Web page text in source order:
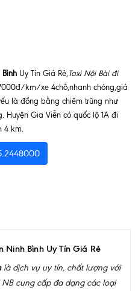
Uy Tín Giá Rẻ,Taxi Nội Bài đi
km/xe 4chỗ,nhanh chóng,giá
là đồng bằng chiêm trũng như
Huyện Gia Viễn có quốc lộ 1A đi
4 km.
Ninh Bình Uy Tín Giá Rẻ
là dịch vụ uy tín, chất lượng với
NB cung cấp đa dạng các loại